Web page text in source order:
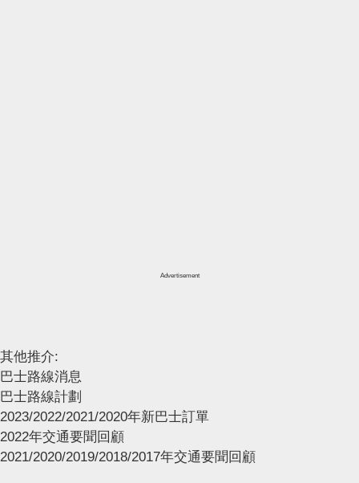
Advertisement
其他推介:
巴士路線消息
巴士路線計劃
2023/2022/2021/2020年新巴士訂單
2022年交通要聞回顧
2021/2020/2019/2018/2017年交通要聞回顧